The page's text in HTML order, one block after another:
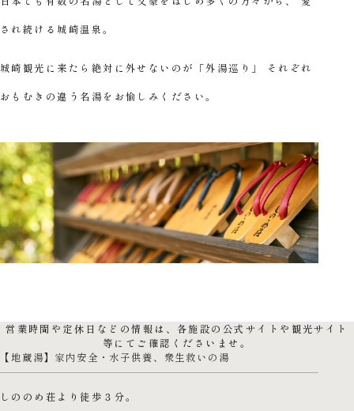
され続ける城崎温泉。
城崎観光に来たら絶対に外せないのが「外湯巡り」
それぞれ
おもむきの違う名湯をお愉しみください。
営業時間や定休日などの情報は、各施設の公式サイトや観光サイト
等にてご確認くださいませ。
【地蔵湯】家内安全・水子供養、衆生救いの湯
しののめ荘より徒歩３分。